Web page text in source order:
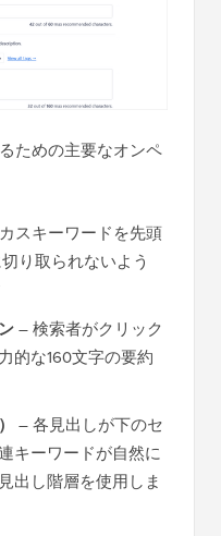
ための主要なオンペ
スキーワードを先頭
り取られないよう
– 検索者がクリック
的な160文字の要約
– 各見出しが下のセ
キーワードが自然に
出し階層を使用しま